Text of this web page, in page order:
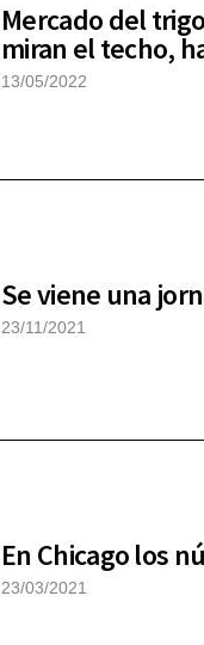
Mercado del
miran el techo,
13/05/2022
Se viene una
23/11/2021
En Chicago los
23/03/2021